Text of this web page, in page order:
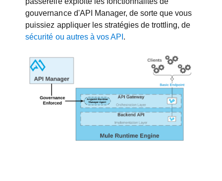
gouvernance d'API Manager, de sorte que vous
puissiez appliquer les stratégies de trottling, de
sécurité ou autres à vos API .